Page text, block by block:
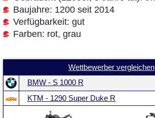
Baujahre: 1200 seit 2014
Verfügbarkeit: gut
Farben: rot, grau
Wettbewerber vergleichen
BMW - S 1000 R
KTM - 1290 Super Duke R